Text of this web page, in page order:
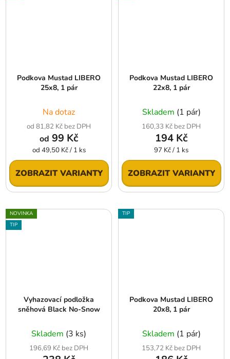
Podkova Mustad LIBERO
25x8, 1 pár
Na dotaz
od 81,82 Kč bez DPH
od 99 Kč
Měrná
cena:
od 49,50 Kč / 1 ks
ZOBRAZIT VARIANTY
Podkova Mustad LIBERO
22x8, 1 pár
Skladem (1 pár)
160,33 Kč bez DPH
194 Kč
Měrná
cena:
97 Kč / 1 ks
ZOBRAZIT VARIANTY
NOVINKA
TIP
Vyhazovací podložka
sněhová Black No-Snow
Skladem (3 ks)
196,69 Kč bez DPH
TIP
Podkova Mustad LIBERO
20x8, 1 pár
Skladem (1 pár)
153,72 Kč bez DPH